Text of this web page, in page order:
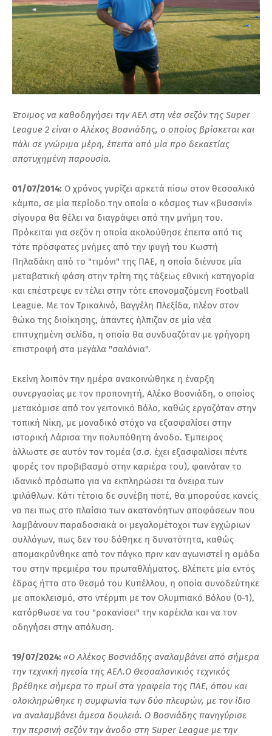
Έτοιμος να καθοδηγήσει την ΑΕΛ στη νέα σεζόν της Super
League 2 είναι ο Αλέκος Βοσνιάδης, ο οποίος βρίσκεται και
πάλι σε γνώριμα μέρη, έπειτα από μία προ δεκαετίας
αποτυχημένη παρουσία.
01/07/2014: Ο χρόνος γυρίζει αρκετά πίσω στον θεσσαλικό
κάμπο, σε μία περίοδο την οποία ο κόσμος των «βυσσινί»
σίγουρα θα θέλει να διαγράψει από την μνήμη του.
Πρόκειται για σεζόν η οποία ακολούθησε έπειτα από τις
τότε πρόσφατες μνήμες από την φυγή του Κωστή
Πηλαδάκη από το "τιμόνι" της ΠΑΕ, η οποία διένυσε μία
μεταβατική φάση στην τρίτη της τάξεως εθνική κατηγορία
και επέστρεψε εν τέλει στην τότε επονομαζόμενη Football
League. Με τον Τρικαλινό, Βαγγέλη Πλεξίδα, πλέον στον
θώκο της διοίκησης, άπαντες ήλπιζαν σε μία νέα
επιτυχημένη σελίδα, η οποία θα συνδυαζόταν με γρήγορη
επιστροφή στα μεγάλα "σαλόνια".
Εκείνη λοιπόν την ημέρα ανακοινώθηκε η έναρξη
συνεργασίας με τον προπονητή, Αλέκο Βοσνιάδη, ο οποίος
μετακόμισε από τον γειτονικό Βόλο, καθώς εργαζόταν στην
τοπική Νίκη, με μοναδικό στόχο να εξασφαλίσει στην
ιστορική Λάρισα την πολυπόθητη άνοδο. Έμπειρος
άλλωστε σε αυτόν τον τομέα (σ.σ. έχει εξασφαλίσει πέντε
φορές τον προβιβασμό στην καριέρα του), φαινόταν το
ιδανικό πρόσωπο για να εκπληρώσει τα όνειρα των
φιλάθλων. Κάτι τέτοιο δε συνέβη ποτέ, θα μπορούσε κανείς
να πει πως στο πλαίσιο των ακατανόητων αποφάσεων που
λαμβάνουν παραδοσιακά οι μεγαλομέτοχοι των εγχώριων
συλλόγων, πως δεν του δόθηκε η δυνατότητα, καθώς
απομακρύνθηκε από τον πάγκο πριν καν αγωνιστεί η ομάδα
του στην πρεμιέρα του πρωταθλήματος. Βλέπετε μία εντός
έδρας ήττα στο θεσμό του Κυπέλλου, η οποία συνοδεύτηκε
με αποκλεισμό, στο ντέρμπι με τον Ολυμπιακό Βόλου (0-1),
κατόρθωσε να του "ροκανίσει" την καρέκλα και να τον
οδηγήσει στην απόλυση.
19/07/2024: «Ο Αλέκος Βοσνιάδης αναλαμβάνει από σήμερα
την τεχνική ηγεσία της ΑΕΛ.Ο Θεσσαλονικιός τεχνικός
βρέθηκε σήμερα το πρωί στα γραφεία της ΠΑΕ, όπου και
ολοκληρώθηκε η συμφωνία των δύο πλευρών, με τον ίδιο
να αναλαμβάνει άμεσα δουλειά. Ο Βοσνιάδης πανηγύρισε
την περσινή σεζόν την άνοδο στη Super League με την